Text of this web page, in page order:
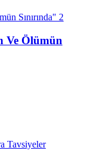
Ve Ölümün